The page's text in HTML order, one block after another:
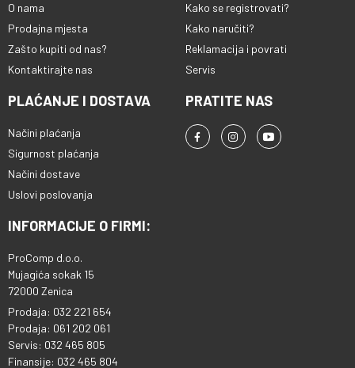
O nama
Prodajna mjesta
Zašto kupiti od nas?
Kontaktirajte nas
Kako se registrovati?
Kako naručiti?
Reklamacija i povrati
Servis
PLAĆANJE I DOSTAVA
Načini plaćanja
Sigurnost plaćanja
Načini dostave
Uslovi poslovanja
PRATITE NAS
INFORMACIJE O FIRMI:
ProComp d.o.o.
Mujagića sokak 15
72000 Zenica
Prodaja: 032 221 654
Prodaja: 061 202 061
Servis: 032 465 805
Finansije: 032 465 804